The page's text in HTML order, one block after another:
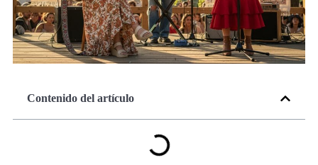
Contenido del artículo